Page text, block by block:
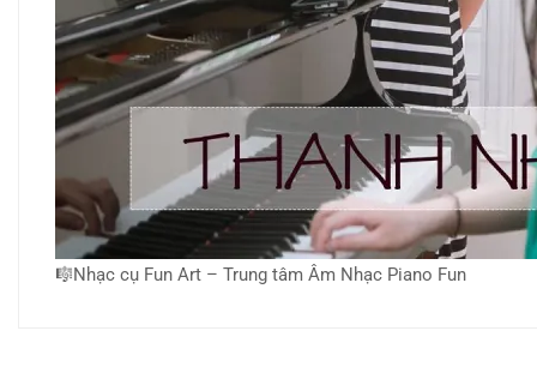
🎼Nhạc cụ Fun Art – Trung tâm Âm Nhạc Piano Fun